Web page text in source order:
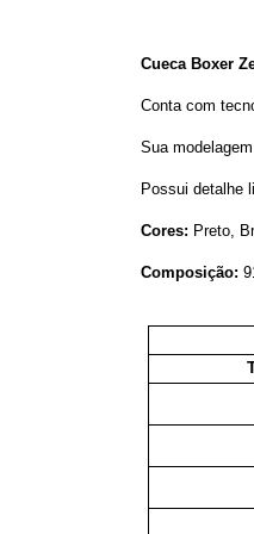
Cueca Boxer
Conta com
Sua
Possui detalhe
Cores: Preto,
Composição: